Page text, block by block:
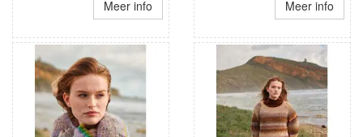
Meer info Meer info